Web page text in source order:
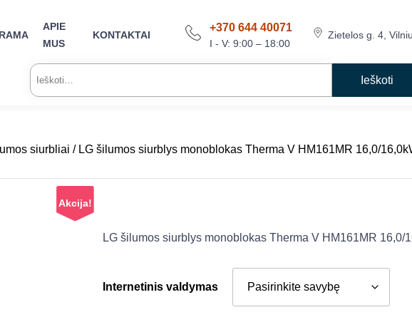
APIE
MUS
KONTAKTAI
+370 644 40071
I - V: 9:00 – 18:00
Zietelos g. 4,
Ieškoti:
siurbliai / LG šilumos siurblys monoblokas Therma V HM161MR 16,0/
Akcija!
LG šilumos siurblys monoblokas Therma V HM161MR 16,0/
Internetinis valdymas